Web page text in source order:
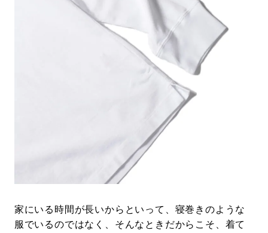
家にいる時間が長いからといって、寝巻きのような
服でいるのではなく、そんなときだからこそ、着て